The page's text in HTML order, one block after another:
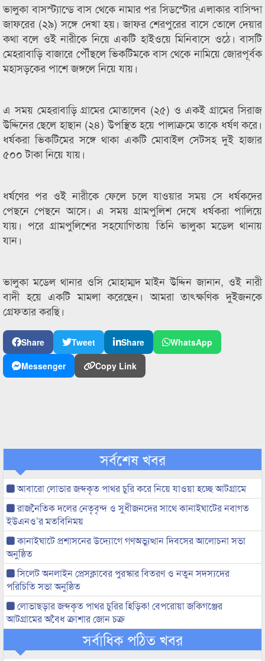
ভালুকা বাসস্ট্যান্ডে বাস থেকে নামার পর সিডস্টোর এলাকার বাসিন্দা
জাফরের (২৯) সঙ্গে দেখা হয়। জাফর শেরপুরের বাসে তোলে দেয়ার
কথা বলে ওই নারীকে নিয়ে একটি হাইওয়ে মিনিবাসে ওঠে। বাসটি
মেহরাবাড়ি বাজারে পৌঁছলে ভিকটিমকে বাস থেকে নামিয়ে জোরপূর্বক
মহাসড়কের পাশে জঙ্গলে নিয়ে যায়।
এ সময় মেহরাবাড়ি গ্রামের মোতালেব (২৫) ও একই গ্রামের সিরাজ
উদ্দিনের ছেলে হাছান (২৪) উপস্থিত হয়ে পালাক্রমে তাকে ধর্ষণ করে।
ধর্ষকরা ভিকটিমের সঙ্গে থাকা একটি মোবাইল সেটসহ দুই হাজার
৫০০ টাকা নিয়ে যায়।
ধর্ষণের পর ওই নারীকে ফেলে চলে যাওয়ার সময় সে ধর্ষকদের
পেছনে পেছনে আসে। এ সময় গ্রামপুলিশ দেখে ধর্ষকরা পালিয়ে
যায়। পরে গ্রামপুলিশের সহযোগিতায় তিনি ভালুকা মডেল থানায়
যান।
ভালুকা মডেল থানার ওসি মোহাম্মদ মাইন উদ্দিন জানান, ওই নারী
বাদী হয়ে একটি মামলা করেছেন। আমরা তাৎক্ষণিক দুইজনকে
গ্রেফতার করছি।
Share Tweet Share
WhatsApp
Messenger
Copy Link
সর্বশেষ খবর
আবারো লোভার জব্দকৃত পাথর চুরি করে নিয়ে যাওয়া হচ্ছে আটগ্রামে
রাজনৈতিক দলের নেতৃবৃন্দ ও সুধীজনদের সাথে কানাইঘাটের নবাগত
ইউএনও’র মতবিনিময়
কানাইঘাটে প্রশাসনের উদ্যোগে গণঅভ্যুত্থান দিবসের আলোচনা সভা
অনুষ্ঠিত
সিলেট অনলাইন প্রেসক্লাবের পুরস্কার বিতরণ ও নতুন সদস্যদের
পরিচিতি সভা অনুষ্ঠিত
লোভাছড়ার জব্দকৃত পাথর চুরির হিড়িক! বেপরোয়া জকিগঞ্জের
আটগ্রামের অবৈধ ক্রাশার জোন চক্র
সর্বাধিক পঠিত খবর